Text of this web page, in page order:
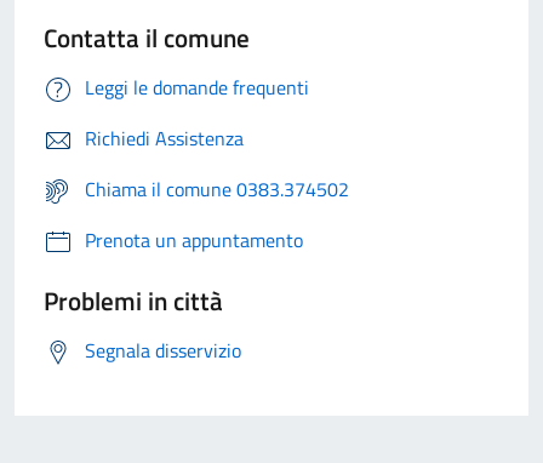
Contatta il comune
Leggi le domande frequenti
Richiedi Assistenza
Chiama il comune 0383.374502
Prenota un appuntamento
Problemi in città
Segnala disservizio